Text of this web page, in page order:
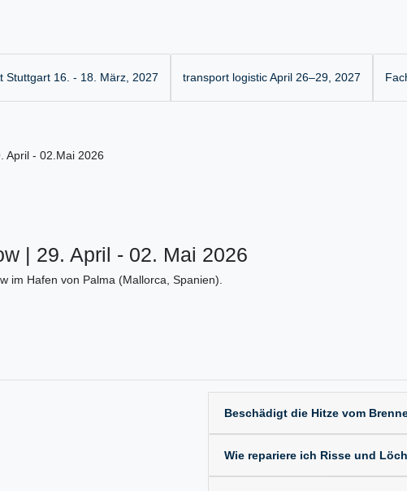
Stuttgart 16. - 18. März, 2027 transport logistic April 26–29, 2027
April - 02.Mai 2026
| 29. April - 02. Mai 2026
im Hafen von Palma (Mallorca, Spanien).
Beschädigt die Hitze vom
Wie repariere ich Risse und